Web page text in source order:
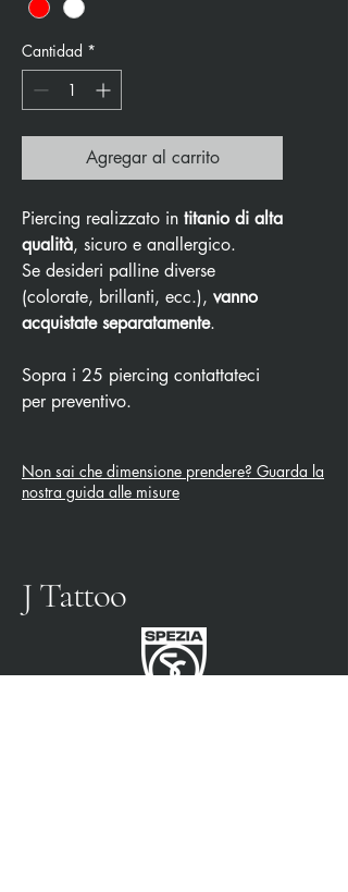
Cantidad *
Agregar al carrito
Piercing realizzato in titanio di alta
qualità, sicuro e anallergico.
Se desideri palline diverse
(colorate, brillanti, ecc.), vanno
acquistate separatamente.
Sopra i 25 piercing contattateci
per preventivo.
Non sai che dimensione prendere? Guarda la
nostra guida alle misure
J Tattoo